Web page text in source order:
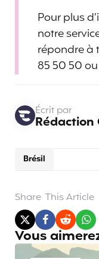
Pour plus
notre
répondre à
85 50 50
Brésil
Écrit par
Rédaction
Share This Article
Vous